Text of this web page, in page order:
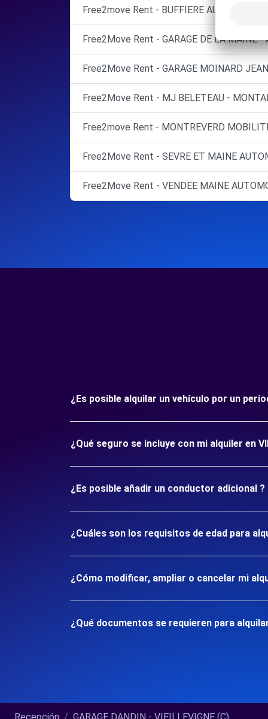
Free2move Rent - BUFFIERE
Free2Move Rent - GARAGE DE LA MAINE -
Free2Move Rent - GARAGE MOINARD
Free2Move Rent - MJ BELETEAU -
Free2move Rent - MONTREVERD
Free2Move Rent - SEVRE ET MAINE
Free2Move Rent - VENDEE MAINE
¿Es posible alquilar un vehículo por un
¿Qué seguro se incluye con mi alquiler en
¿Es posible añadir un conductor adicional ?
¿Cuáles son los requisitos de edad para
¿Cómo modificar, ampliar o cancelar mi
¿Qué documentos se requieren para